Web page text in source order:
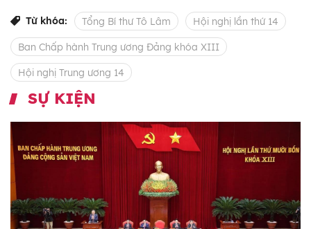
Từ khóa: Tổng Bí thư Tô Lâm Hội nghị lần thứ 14
Ban Chấp hành Trung ương Đảng khóa XIII
Hội nghị Trung ương 14
SỰ KIỆN